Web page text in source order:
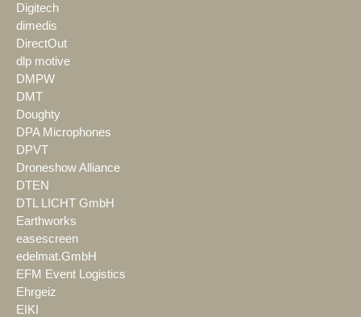
Digitech
dimedis
DirectOut
dlp motive
DMPW
DMT
Doughty
DPA Microphones
DPVT
Droneshow Alliance
DTEN
DTL LICHT GmbH
Earthworks
easescreen
edelmat.GmbH
EFM Event Logistics
Ehrgeiz
EIKI